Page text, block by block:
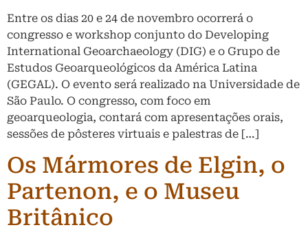
Entre os dias 20 e 24 de novembro ocorrerá o
congresso e workshop conjunto do Developing
International Geoarchaeology (DIG) e o Grupo de
Estudos Geoarqueológicos da América Latina
(GEGAL). O evento será realizado na Universidade de
São Paulo. O congresso, com foco em
geoarqueologia, contará com apresentações orais,
sessões de pôsteres virtuais e palestras de […]
Os Mármores de Elgin, o
Partenon, e o Museu
Britânico